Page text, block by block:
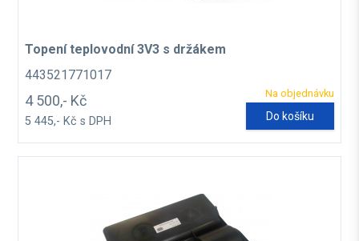
Topení teplovodní 3V3 s držákem
443521771017
Na objednávku
4 500,- Kč
5 445,- Kč s DPH Do košíku